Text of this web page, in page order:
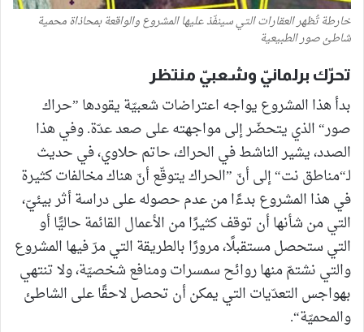
خارطة تُظهر العقارات التي سينفّذ عليها المشروع والواقعة بمحاذاة محمية
شاطئ صور الطبيعية
تحرّك برلمانيّ وشعبيّ منتظر
بدأ هذا المشروع يواجه اعتراضات شعبيّة يقودها ”حراك
صور“ الذي يتحضّر إلى مواجهته على صعد عدّة. وفي هذا
الصدد، يشير الناشط في الحراك، حاتم حلاوي، في حديث
لـ“مناطق نت“ إلى أنّ ”الحراك يتوقّع أنّ هناك مخالفات كثيرة
في هذا المشروع بدءًا من عدم حصوله على دراسة أثر بيئيّ،
التي من شأنها أن توقف كثيرًا من الأعمال القائمة حاليًّا أو
التي ستحصل مستقبلًا، مرورًا بالطريقة التي مرّ فيها المشروع
والتي نشتمّ منها روائح سمسرات ومنافع شخصيّة، ولا تنتهي
بهواجس التعدّيات التي يمكن أن تحصل لاحقًا على الشاطئ
والمحميّة“.